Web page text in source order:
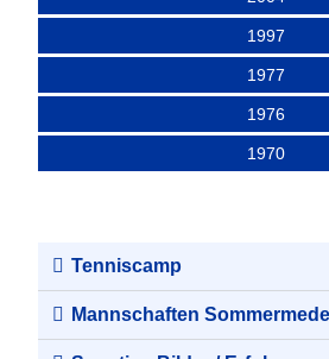
1997
1977
1976
1970
Tenniscamp
Mannschaften